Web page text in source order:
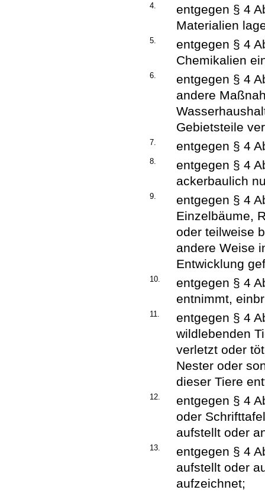
4.
entgegen § 4
Materialien
5.
entgegen § 4
Chemikalien
6.
entgegen § 4
andere
Gebietsteile
7. entgegen § 4
8.
entgegen § 4
ackerbaulich
9.
entgegen § 4
Einzelbäume,
oder teilweise
andere Weise
Entwicklung
10.
entgegen § 4
entnimmt,
11.
entgegen § 4
wildlebenden
verletzt oder
Nester oder
dieser Tiere
12.
entgegen § 4
oder
aufstellt oder
13.
entgegen § 4
aufstellt oder
aufzeichnet;